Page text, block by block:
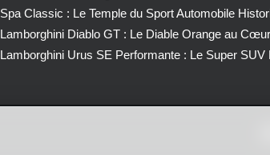
Spa Classic : Le Temple du Sport Automobile
Lamborghini Diablo GT : Le Diable Orange au
Lamborghini Urus SE Performante : Le Super